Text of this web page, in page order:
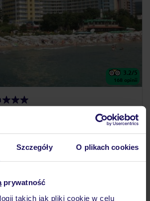
Szczegóły O plikach cookies
prywatność
takich jak pliki cookie w celu
3.2/5
168 opinii
(7 noclegów)